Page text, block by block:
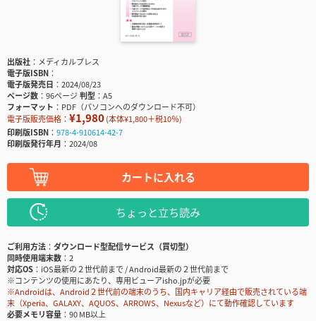
出版社
メディカルプレス
電子版ISBN
電子版発売日
2024/08/23
ページ数
96ページ判型
A5
フォーマット
PDF（パソコンへのダウンロード不可）
電子版販売価格： ¥1,980(本体¥1,800＋税10％)
印刷版ISBN
978-4-910614-42-7
印刷版発行年月
2024/08
カートに入れる
ちょっと立ち読み
ご利用方法
ダウンロード型配信サービス（買切型）
同時使用端末数
2
対応OS
iOS最新の２世代前まで / Android最新の２世代前まで
※コンテンツの使用にあたり、専用ビューアisho.jpが必要
※Androidは、Android２世代前の端末のうち、国内キャリア経由で販売されている端
末（Xperia、GALAXY、AQUOS、ARROWS、Nexusなど）にて動作確認しています
必要メモリ容量
90 MB以上